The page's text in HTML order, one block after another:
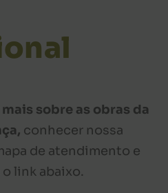
sobre as obras da
conhecer nossa
de atendimento e
link abaixo.